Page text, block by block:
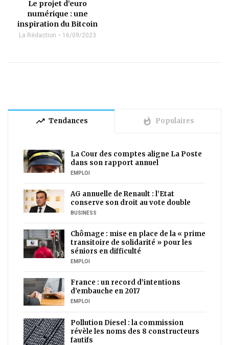
Le projet d’euro
numérique : une
inspiration du Bitcoin
La Rédaction 16/09/2023
trending_up Tendances whatshot Populaires
La Cour des comptes aligne La Poste
dans son rapport annuel
EMPLOI
AG annuelle de Renault : l’Etat
conserve son droit au vote double
BUSINESS
Chômage : mise en place de la « prime
transitoire de solidarité » pour les
séniors en difficulté
EMPLOI
France : un record d’intentions
d’embauche en 2017
EMPLOI
Pollution Diesel : la commission
révèle les noms des 8 constructeurs
fautifs